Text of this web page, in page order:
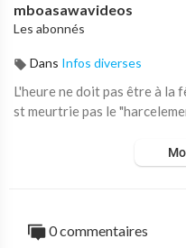
mboasawavideos
Les abonnés
Dans Infos diverses
L'heure ne doit pas être à la
st meurtrie pas le
0 commentaires